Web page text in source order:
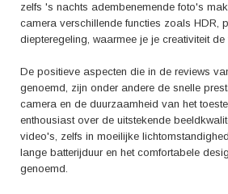
zelfs 's nachts adembenemende foto's
camera verschillende functies zoals HDR,
diepteregeling, waarmee je je creativiteit
De positieve aspecten die in de reviews
genoemd, zijn onder andere de snelle
camera en de duurzaamheid van het
enthousiast over de uitstekende
video's, zelfs in moeilijke
lange batterijduur en het comfortabele
genoemd.